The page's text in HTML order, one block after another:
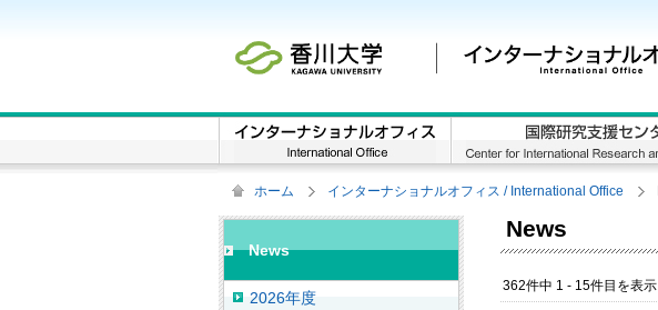
ホーム インターナショナルオフィス / International Office
News
362件中 1 - 15件目を表示
News
2026年度